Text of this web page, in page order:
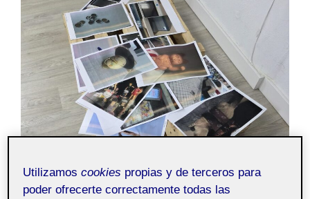
Utilizamoscookies propias y de terceros para
poder ofrecerte correctamente todas las